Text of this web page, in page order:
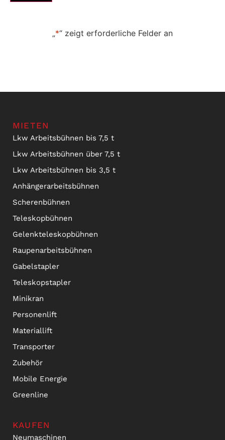
„*“ zeigt erforderliche Felder an
MIETEN
Lkw Arbeitsbühnen bis 7,5 t
Lkw Arbeitsbühnen über 7,5 t
Lkw Arbeitsbühnen bis 3,5 t
Anhängerarbeitsbühnen
Scherenbühnen
Teleskopbühnen
Gelenkteleskopbühnen
Raupenarbeitsbühnen
Gabelstapler
Teleskopstapler
Minikran
Personenlift
Materiallift
Transporter
Zubehör
Mobile Energie
Greenline
KAUFEN
Neumaschinen